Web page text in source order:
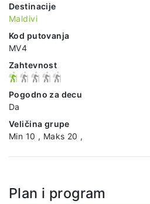
Destinacije
Maldivi
Kod putovanja
MV4
Zahtevnost
Pogodno za decu
Da
Veličina grupe
Min 10 , Maks 20 ,
Plan i program